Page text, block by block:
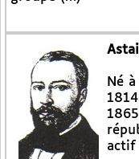
Né
actif